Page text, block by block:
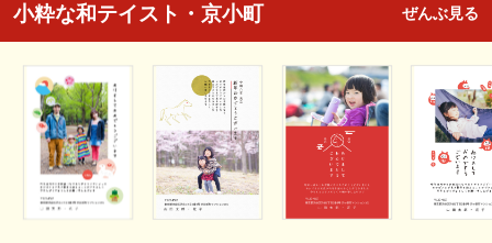
小粋な和テイスト・京小町 ぜんぶ見る